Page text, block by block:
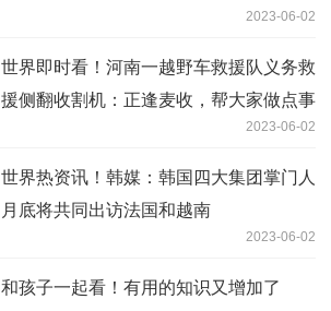
2023-06-02
世界即时看！河南一越野车救援队义务救
援侧翻收割机：正逢麦收，帮大家做点事
2023-06-02
世界热资讯！韩媒：韩国四大集团掌门人
月底将共同出访法国和越南
2023-06-02
和孩子一起看！有用的知识又增加了